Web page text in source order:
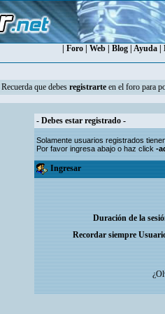
Foro Web Blog Ayuda
Recuerda que debes registrarteen el foro para
- Debes estar registrado -
Solamente usuariosregistrados
Por favor ingresa abajo o haz click-
Ingresar
Duración de la
Recordar siempre